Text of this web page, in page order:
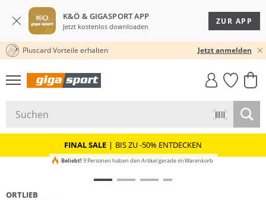
K&Ö & GIGASPORT APP
Jetzt kostenlos downloaden
ZUR APP
30 TAGE RÜCKGABERECHT
Pluscard Vorteile erhalten Jetzt anmelden
GIGASTYLE
FAHRRAD­
MUST-HAVE
FINAL SALE | BIS ZU -50% ENTDECKEN
Beliebt! 9 Personen haben den Artikel gerade im Warenkorb
ORTLIEB